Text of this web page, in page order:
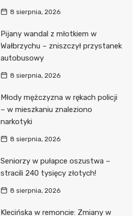
8 sierpnia, 2026
Pijany wandal z młotkiem w
Wałbrzychu – zniszczył przystanek
autobusowy
8 sierpnia, 2026
Młody mężczyzna w rękach policji
– w mieszkaniu znaleziono
narkotyki
8 sierpnia, 2026
Seniorzy w pułapce oszustwa –
stracili 240 tysięcy złotych!
8 sierpnia, 2026
Klecińska w remoncie: Zmiany w